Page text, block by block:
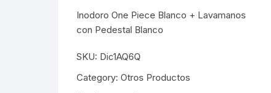
Inodoro One Piece Blanco + Lavamanos
con Pedestal Blanco
SKU: Dic1AQ6Q
Category: Otros Productos